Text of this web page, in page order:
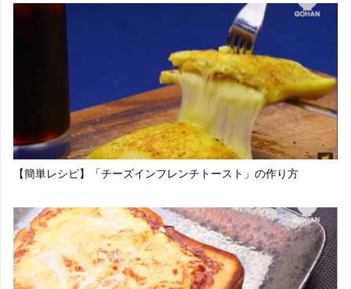
【簡単レシピ】「チーズインフレンチトースト」の作り方